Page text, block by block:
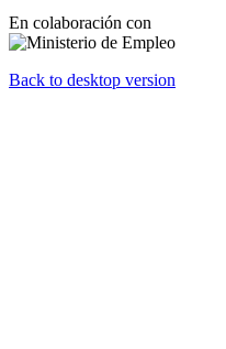
En colaboración con
Back to desktop version